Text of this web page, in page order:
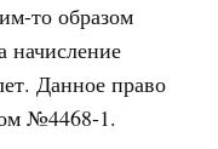
то образом
начисление
Данное право
№4468-1.